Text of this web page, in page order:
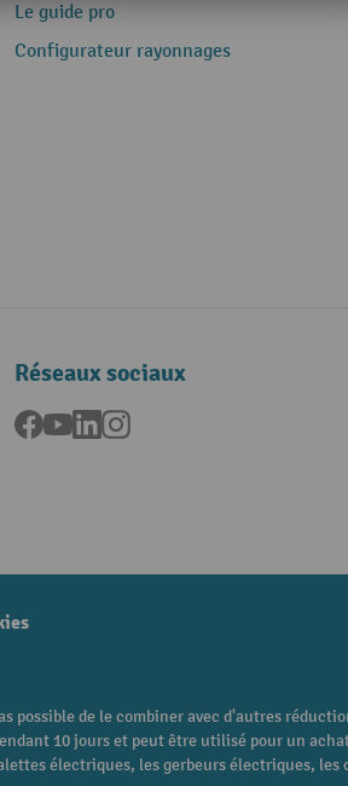
Le guide pro
Configurateur rayonnages
Réseaux sociaux
Facebook
YouTubeLinkedInInstagram
possible de le combiner avec d'autres
10 jours et peut être utilisé pour un
électriques, les gerbeurs électriques,